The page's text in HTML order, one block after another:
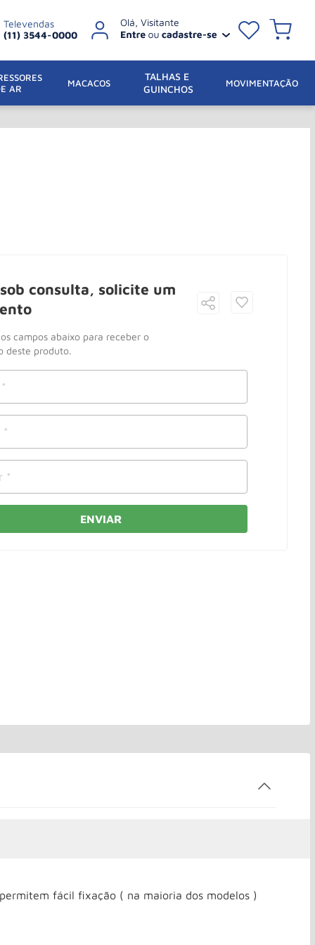
Televendas
(11) 3544-0000
AR
MACACOS
TALHAS E
GUINCHOS
MOVIMENTAÇÃO
consulta, solicite um
campos abaixo para receber o
deste produto.
ENVIAR
fácil fixação ( na maioria dos modelos )